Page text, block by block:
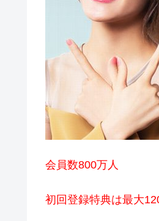
会員数800万人
初回登録特典は最大